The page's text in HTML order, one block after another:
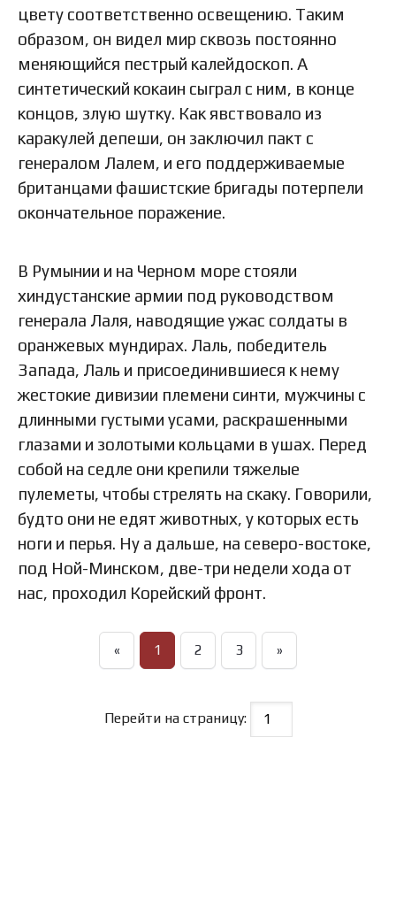
цвету соответственно освещению. Таким
образом, он видел мир сквозь постоянно
меняющийся пестрый калейдоскоп. А
синтетический кокаин сыграл с ним, в конце
концов, злую шутку. Как явствовало из
каракулей депеши, он заключил пакт с
генералом Лалем, и его поддерживаемые
британцами фашистские бригады потерпели
окончательное поражение.
В Румынии и на Черном море стояли
хиндустанские армии под руководством
генерала Лаля, наводящие ужас солдаты в
оранжевых мундирах. Лаль, победитель
Запада, Лаль и присоединившиеся к нему
жестокие дивизии племени синти, мужчины с
длинными густыми усами, раскрашенными
глазами и золотыми кольцами в ушах. Перед
собой на седле они крепили тяжелые
пулеметы, чтобы стрелять на скаку. Говорили,
будто они не едят животных, у которых есть
ноги и перья. Ну а дальше, на северо-востоке,
под Ной-Минском, две-три недели хода от
нас, проходил Корейский фронт.
« 1 2 3 »
Перейти на страницу: